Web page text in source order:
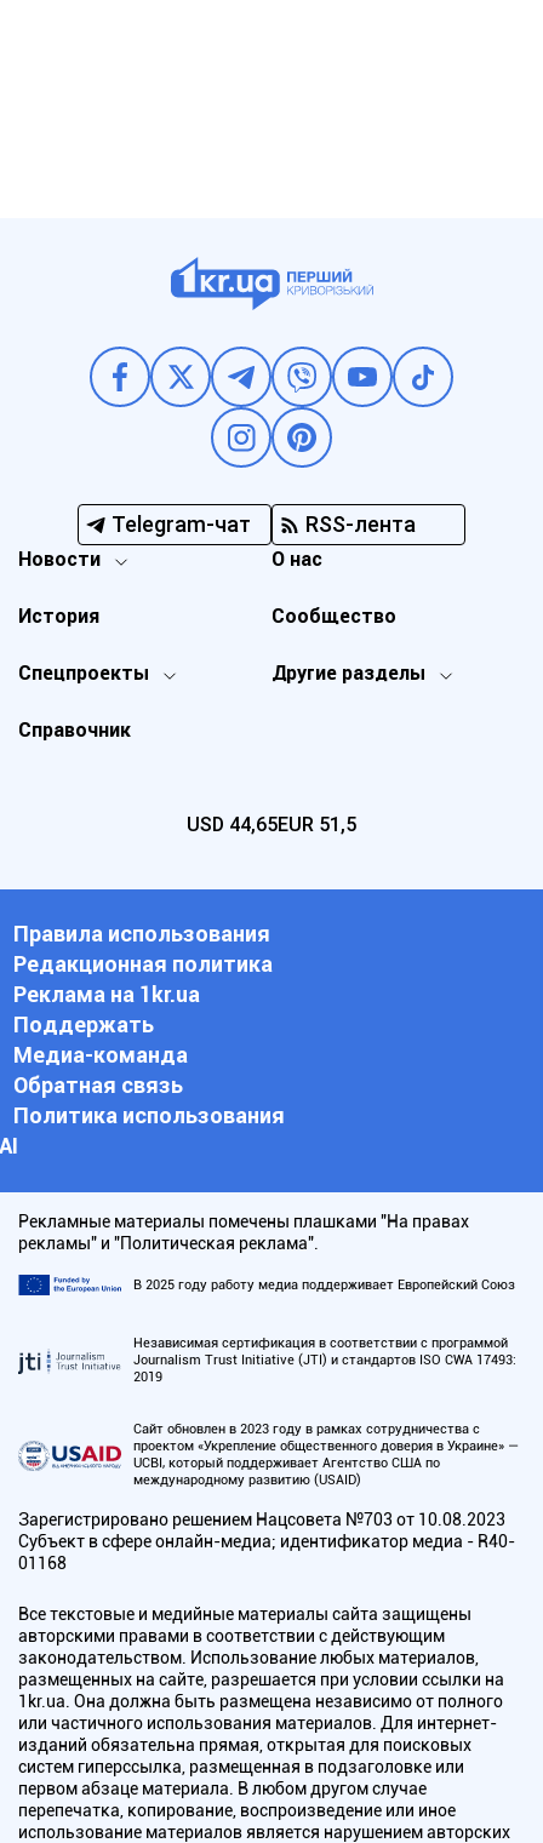
Telegram-чат RSS-лента
Новости
Спецпроекты Другие разделы
История
О нас
Справочник
Сообщество
USD 44,65EUR 51,5
Правила использования
Редакционная политика
Реклама на 1kr.ua
Поддержать
Медиа-команда
Обратная связь
Политика использования
АI
Рекламные материалы помечены плашками "На правах
рекламы" и "Политическая реклама".
В 2025 году работу медиа поддерживает Европейский Союз
Независимая сертификация в соответствии с программой
Journalism Trust Initiative (JTI) и стандартов ISO CWA 17493:
2019
Сайт обновлен в 2023 году в рамках сотрудничества с
проектом «Укрепление общественного доверия в Украине» —
UCBI, который поддерживает Агентство США по
международному развитию (USAID)
Зарегистрировано решением Нацсовета №703 от 10.08.2023
Субъект в сфере онлайн-медиа; идентификатор медиа - R40-
01168
Все текстовые и медийные материалы сайта защищены
авторскими правами в соответствии с действующим
законодательством. Использование любых материалов,
размещенных на сайте, разрешается при условии ссылки на
1kr.ua. Она должна быть размещена независимо от полного
или частичного использования материалов. Для интернет-
изданий обязательна прямая, открытая для поисковых
систем гиперссылка, размещенная в подзаголовке или
первом абзаце материала. В любом другом случае
перепечатка, копирование, воспроизведение или иное
использование материалов является нарушением авторских